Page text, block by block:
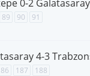
0-2
89 90 91
4-3
187 188